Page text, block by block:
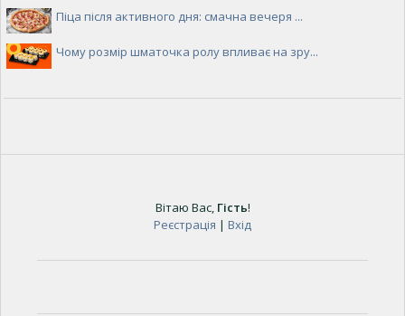
Піца після активного дня: смачна вечеря ...
Чому розмір шматочка ролу впливає на зру...
Вітаю Вас, Гість!
Реєстрація | Вхід